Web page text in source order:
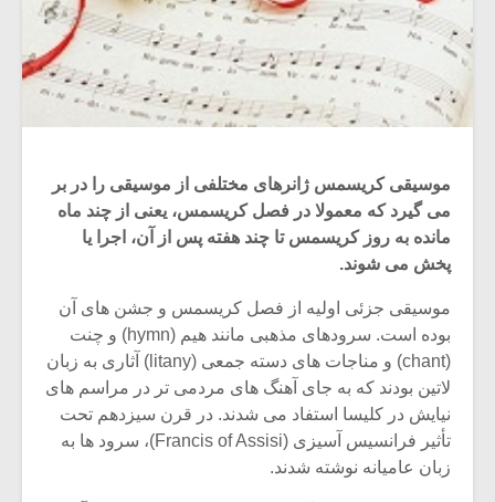
موسیقی کریسمس ژانرهای مختلفی از موسیقی را در بر
می گیرد که معمولا در فصل کریسمس، یعنی از چند ماه
مانده به روز کریسمس تا چند هفته پس از آن، اجرا یا
پخش می شوند.
موسیقی جزئی اولیه از فصل کریسمس و جشن های آن
بوده است. سرودهای مذهبی مانند هیم (hymn) و چنت
(chant) و مناجات های دسته جمعی (litany) آثاری به زبان
لاتین بودند که به جای آهنگ های مردمی تر در مراسم های
نیایش در کلیسا استفاد می شدند. در قرن سیزدهم تحت
تأثیر فرانسیس آسیزی (Francis of Assisi)، سرود ها به
زبان عامیانه نوشته شدند.